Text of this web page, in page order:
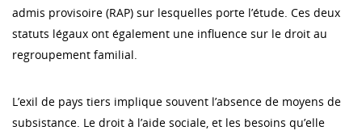
admis provisoire (RAP) sur lesquelles porte l’étude. Ces deux
statuts légaux ont également une influence sur le droit au
regroupement familial.
L’exil de pays tiers implique souvent l’absence de moyens de
subsistance. Le droit à l’aide sociale, et les besoins qu’elle